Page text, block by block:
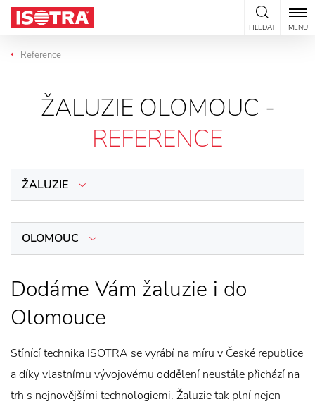
Přeskočit na obsah
HLEDAT MENU
Reference
ŽALUZIE OLOMOUC -
REFERENCE
ŽALUZIE
OLOMOUC
Dodáme Vám žaluzie i do
Olomouce
Stínící technika ISOTRA se vyrábí na míru v České republice
a díky vlastnímu vývojovému oddělení neustále přichází na
trh s nejnovějšími technologiemi. Žaluzie tak plní nejen